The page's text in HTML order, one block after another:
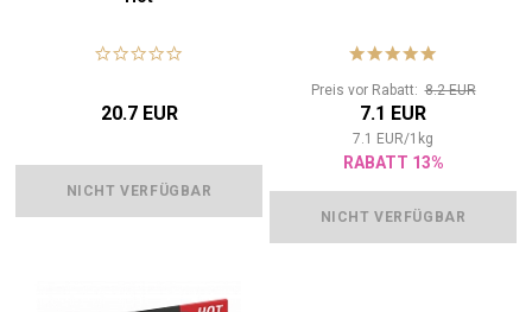
20.7 EUR
NICHT VERFÜGBAR
Preis vor Rabatt:8.2 EUR
7.1 EUR
7.1 EUR/1 kg
RABATT 13%
NICHT VERFÜGBAR